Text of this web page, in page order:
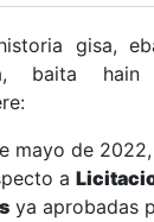
gisa,
baita
mayo de
a
ya aprobadas